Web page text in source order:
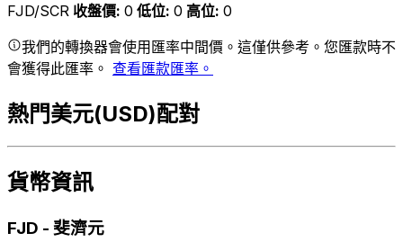
FJD/SCR 收盤價: 0 低位: 0 高位: 0
我們的轉換器會使用匯率中間價。這僅供參考。您匯款時不
會獲得此匯率。 查看匯款匯率。
熱門美元(USD)配對
貨幣資訊
FJD - 斐濟元